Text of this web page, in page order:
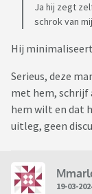
Ja hij zegt
schrok van
Hij
Serieus, deze
met hem, schrijf
hem wilt en dat
uitleg, geen
19-03-